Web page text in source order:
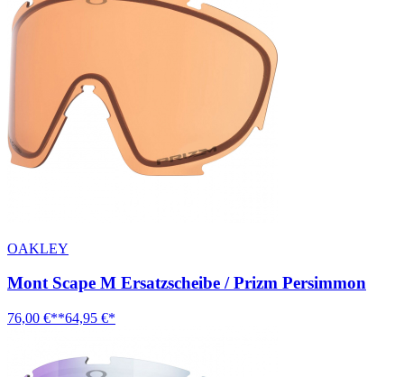
OAKLEY
Mont Scape M Ersatzscheibe / Prizm Persimmon
76,00 €**64,95 €*